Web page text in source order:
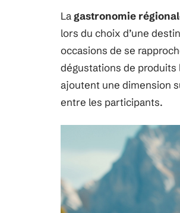
La gastronomie
lors du choix d’une
occasions de se
dégustations de
ajoutent une dimension
entre les participants.